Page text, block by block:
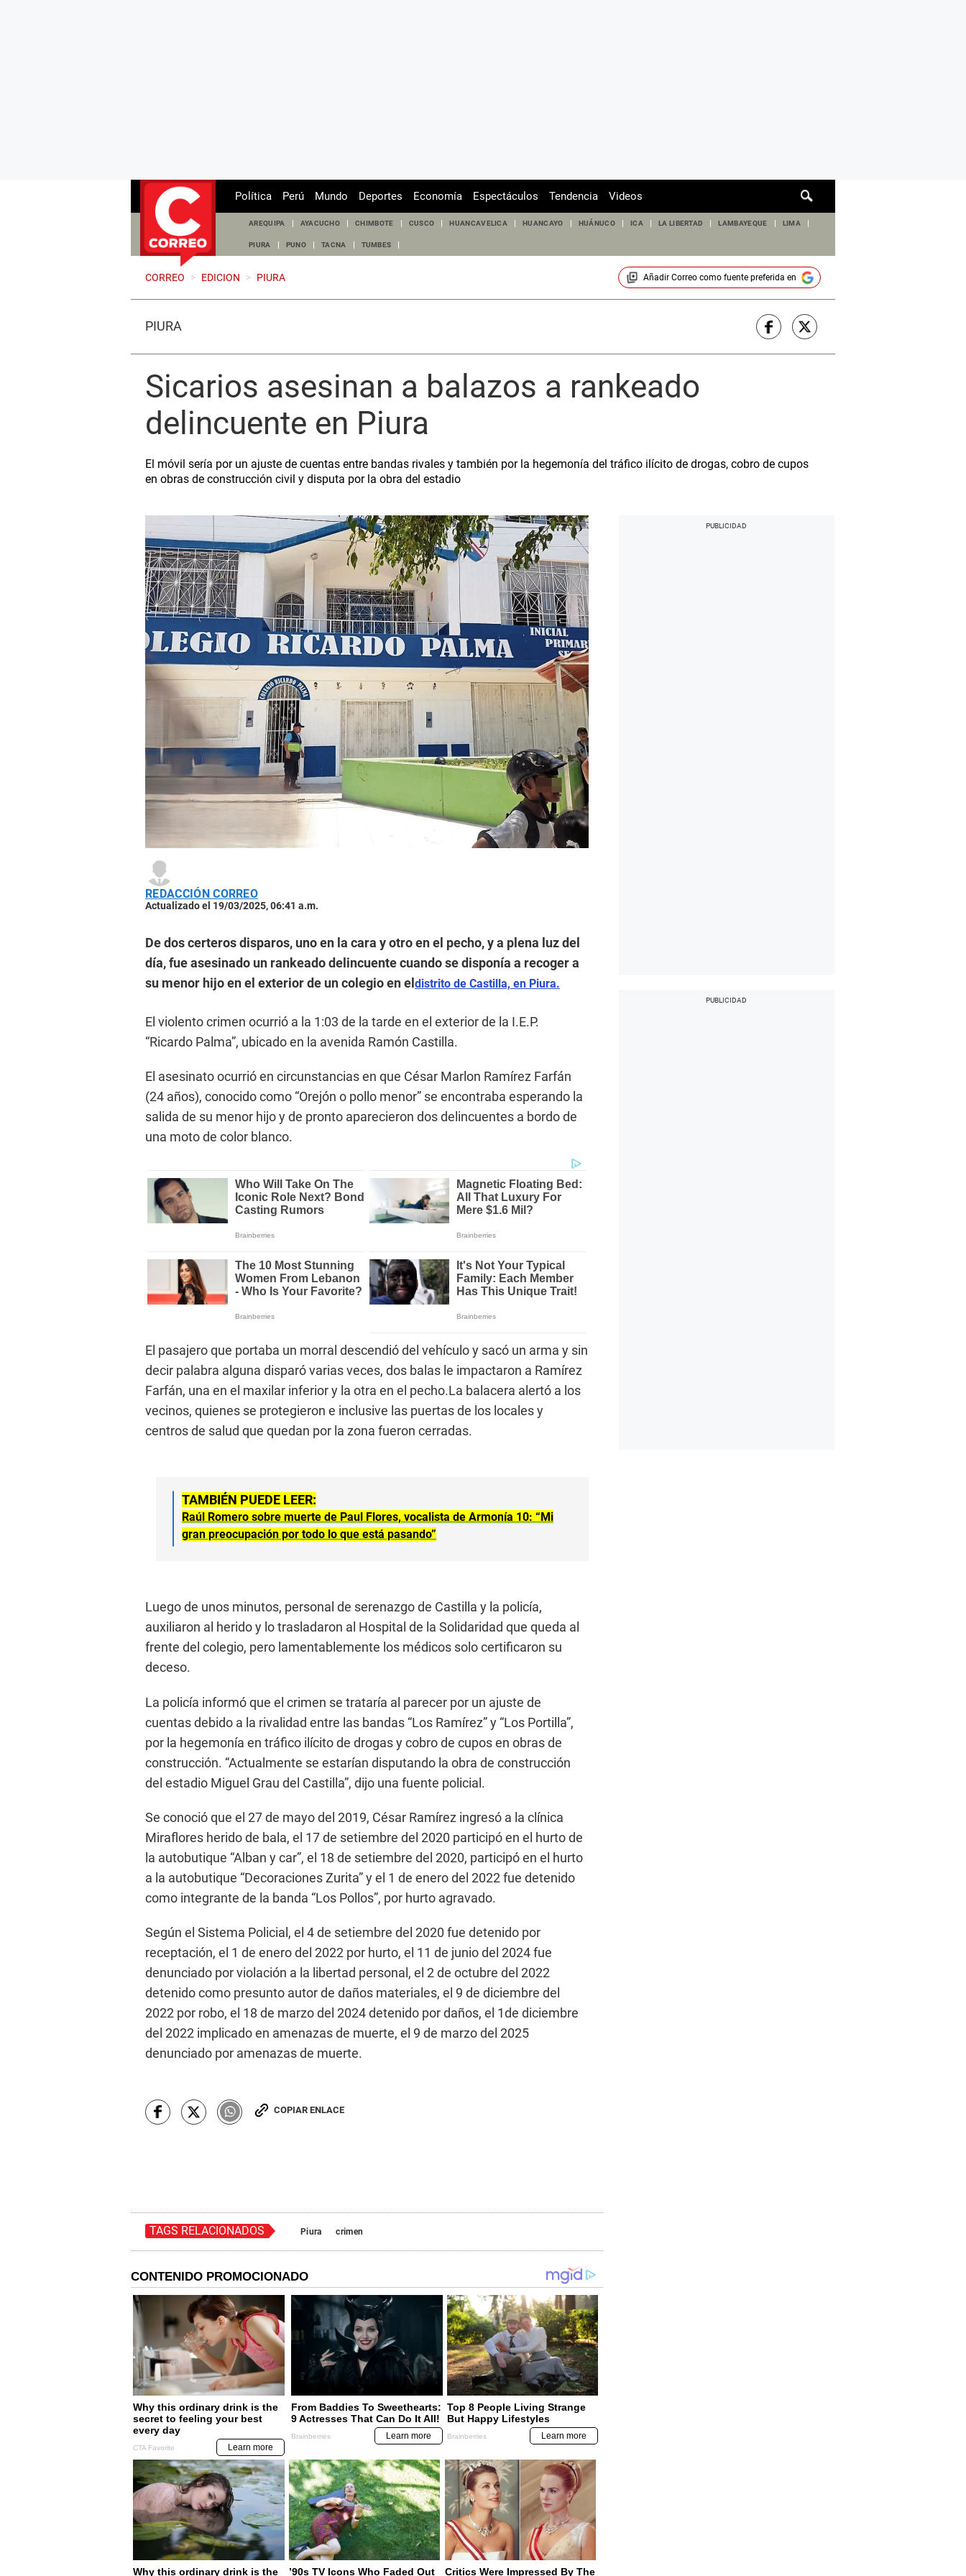
de
Política Perú Mundo Deportes Economía Espectáculos Tendencia Videos
AREQUIPA AYACUCHO CHIMBOTE CUSCO HUANCAVELICA HUANCAYO HUÁNUCO ICA LA LIBERTAD LAMBAYEQUE LIMA
PIURA PUNO TACNA TUMBES
CORREO > EDICION > PIURA Añadir Correocomo fuente preferida en
PIURA
Sicarios asesinan a balazos a rankeado
delincuente en Piura
El móvil sería por un ajuste de cuentas entre bandas rivales y también por la hegemonía del tráfico ilícito de drogas, cobro de cupos
en obras de construcción civil y disputa por la obra del estadio
REDACCIÓN CORREO
Actualizado el 19/03/2025, 06:41 a.m.
De dos certeros disparos, uno en la cara y otro en el pecho, y a plena luz del
día, fue asesinado un rankeado delincuente cuando se disponía a recoger a
su menor hijo en el exterior de un colegio en eldistrito de Castilla, en Piura.
El violento crimen ocurrió a la 1:03 de la tarde en el exterior de la I.E.P.
“Ricardo Palma”, ubicado en la avenida Ramón Castilla.
El asesinato ocurrió en circunstancias en que César Marlon Ramírez Farfán
(24 años), conocido como “Orejón o pollo menor” se encontraba esperando la
salida de su menor hijo y de pronto aparecieron dos delincuentes a bordo de
una moto de color blanco.
El pasajero que portaba un morral descendió del vehículo y sacó un arma y sin
decir palabra alguna disparó varias veces, dos balas le impactaron a Ramírez
Farfán, una en el maxilar inferior y la otra en el pecho.La balacera alertó a los
vecinos, quienes se protegieron e inclusive las puertas de los locales y
centros de salud que quedan por la zona fueron cerradas.
TAMBIÉN PUEDE LEER:
Raúl Romero sobre muerte de Paul Flores, vocalista de Armonía 10: “Mi
gran preocupación por todo lo que está pasando”
Luego de unos minutos, personal de serenazgo de Castilla y la policía,
auxiliaron al herido y lo trasladaron al Hospital de la Solidaridad que queda al
frente del colegio, pero lamentablemente los médicos solo certificaron su
deceso.
La policía informó que el crimen se trataría al parecer por un ajuste de
cuentas debido a la rivalidad entre las bandas “Los Ramírez” y “Los Portilla”,
por la hegemonía en tráfico ilícito de drogas y cobro de cupos en obras de
construcción. “Actualmente se estarían disputando la obra de construcción
del estadio Miguel Grau del Castilla”, dijo una fuente policial.
Se conoció que el 27 de mayo del 2019, César Ramírez ingresó a la clínica
Miraflores herido de bala, el 17 de setiembre del 2020 participó en el hurto de
la autobutique “Alban y car”, el 18 de setiembre del 2020, participó en el hurto
a la autobutique “Decoraciones Zurita” y el 1 de enero del 2022 fue detenido
como integrante de la banda “Los Pollos”, por hurto agravado.
Según el Sistema Policial, el 4 de setiembre del 2020 fue detenido por
receptación, el 1 de enero del 2022 por hurto, el 11 de junio del 2024 fue
denunciado por violación a la libertad personal, el 2 de octubre del 2022
detenido como presunto autor de daños materiales, el 9 de diciembre del
2022 por robo, el 18 de marzo del 2024 detenido por daños, el 1de diciembre
del 2022 implicado en amenazas de muerte, el 9 de marzo del 2025
denunciado por amenazas de muerte.
COPIAR ENLACE
TAGS RELACIONADOS Piura crimen